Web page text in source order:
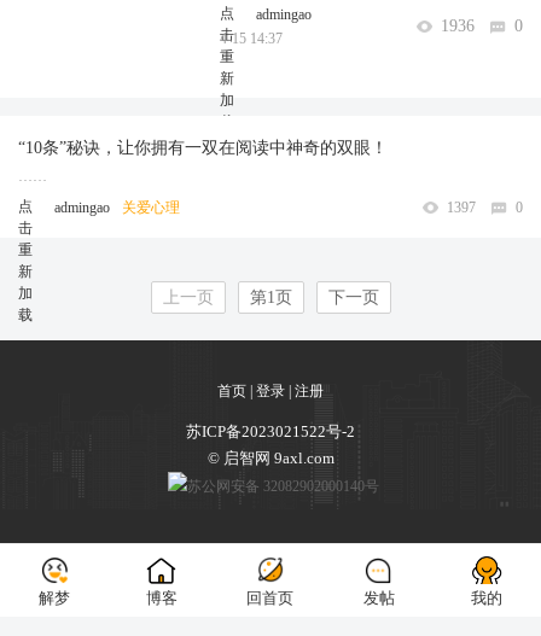
随时随地地、快速高效地学习。 那种依靠在学
校时学到的知识就可以应付一切的时代，已经
一去不复返了。哈佛商学院的柯比教授认为，
以传统的方法去学习，是一个迅速减值的过 ...
……
点
击
重
新
加
admingao
4-15 14:37
1936 0
“10条”秘诀，让你拥有一双在阅读中神奇的双眼！
……
点
击
重
新
加
载
admingao 关爱心理 1397 0
上一页 第1页 下一页
解梦 博客 回首页 发帖 我的
首页 登录 注册
苏ICP备2023021522号-2
© 启智网 9axl.com
苏公网安备 32082902000140号
解梦 博客 回首页 发帖 我的